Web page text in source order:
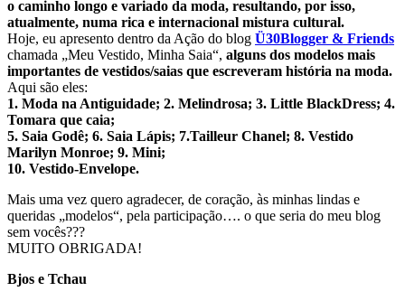
o caminho longo e variado da moda, resultando, por isso,
atualmente, numa rica e internacional mistura cultural.
Hoje, eu apresento dentro da Ação do blog Ü30Blogger & Friends
chamada „Meu Vestido, Minha Saia“, alguns dos modelos mais
importantes de vestidos/saias que escreveram história na moda.
Aqui são eles:
1. Moda na Antiguidade; 2. Melindrosa; 3. Little BlackDress; 4.
Tomara que caia;
5. Saia Godê; 6. Saia Lápis; 7.Tailleur Chanel; 8. Vestido
Marilyn Monroe; 9. Mini;
10. Vestido-Envelope.
Mais uma vez quero agradecer, de coração, às minhas lindas e
queridas „modelos“, pela participação…. o que seria do meu blog
sem vocês???
MUITO OBRIGADA!
Bjos e Tchau